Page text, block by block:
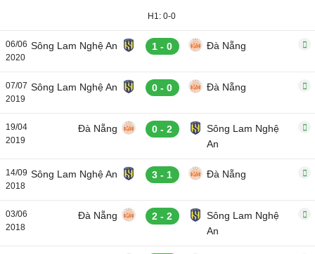
H1: 0-0
06/06
2020
Sông Lam Nghệ An 1 - 0 Đà Nẵng
07/07
2019
Sông Lam Nghệ An 0 - 0 Đà Nẵng
19/04
2019
Đà Nẵng 0 - 2
Sông Lam Nghệ
An
14/09
2018
Sông Lam Nghệ An 3 - 1 Đà Nẵng
03/06
2018
Đà Nẵng 2 - 2
Sông Lam Nghệ
An